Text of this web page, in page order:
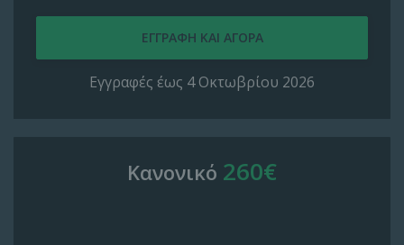
Εγγραφές έως 4 Οκτωβρίου 2026
Κανονικό 260€